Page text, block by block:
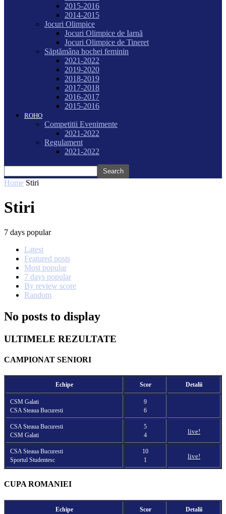
2015-2016
2014-2015
Jocuri Olimpice
Jocuri Olimpice de Iarnă
Jocuri Olimpice de Tineret
Săptămâna hochei feminin
2021-2022
2019-2020
2018-2019
2017-2018
2016-2017
2015-2016
ROHO
Competitii Evenimente
2021-2022
Regulament
2021-2022
Home Stiri
Stiri
7 days popular
Latest
Featured posts
Most popular
7 days popular
By review score
Random
No posts to display
ULTIMELE REZULTATE
CAMPIONAT SENIORI
Echipe Scor Detalii
CSM Galati
CSA Steaua Bucuresti
9
6
CSA Steaua Bucuresti
CSM Galati
5
4
live!
CSA Steaua Bucuresti
Sportul Studentesc
10
1
live!
CUPA ROMANIEI
Echipe Scor Detalii